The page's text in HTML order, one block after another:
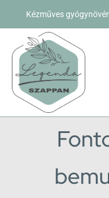
Kihagyás
Kézműves
Bolt
Kapcsolat